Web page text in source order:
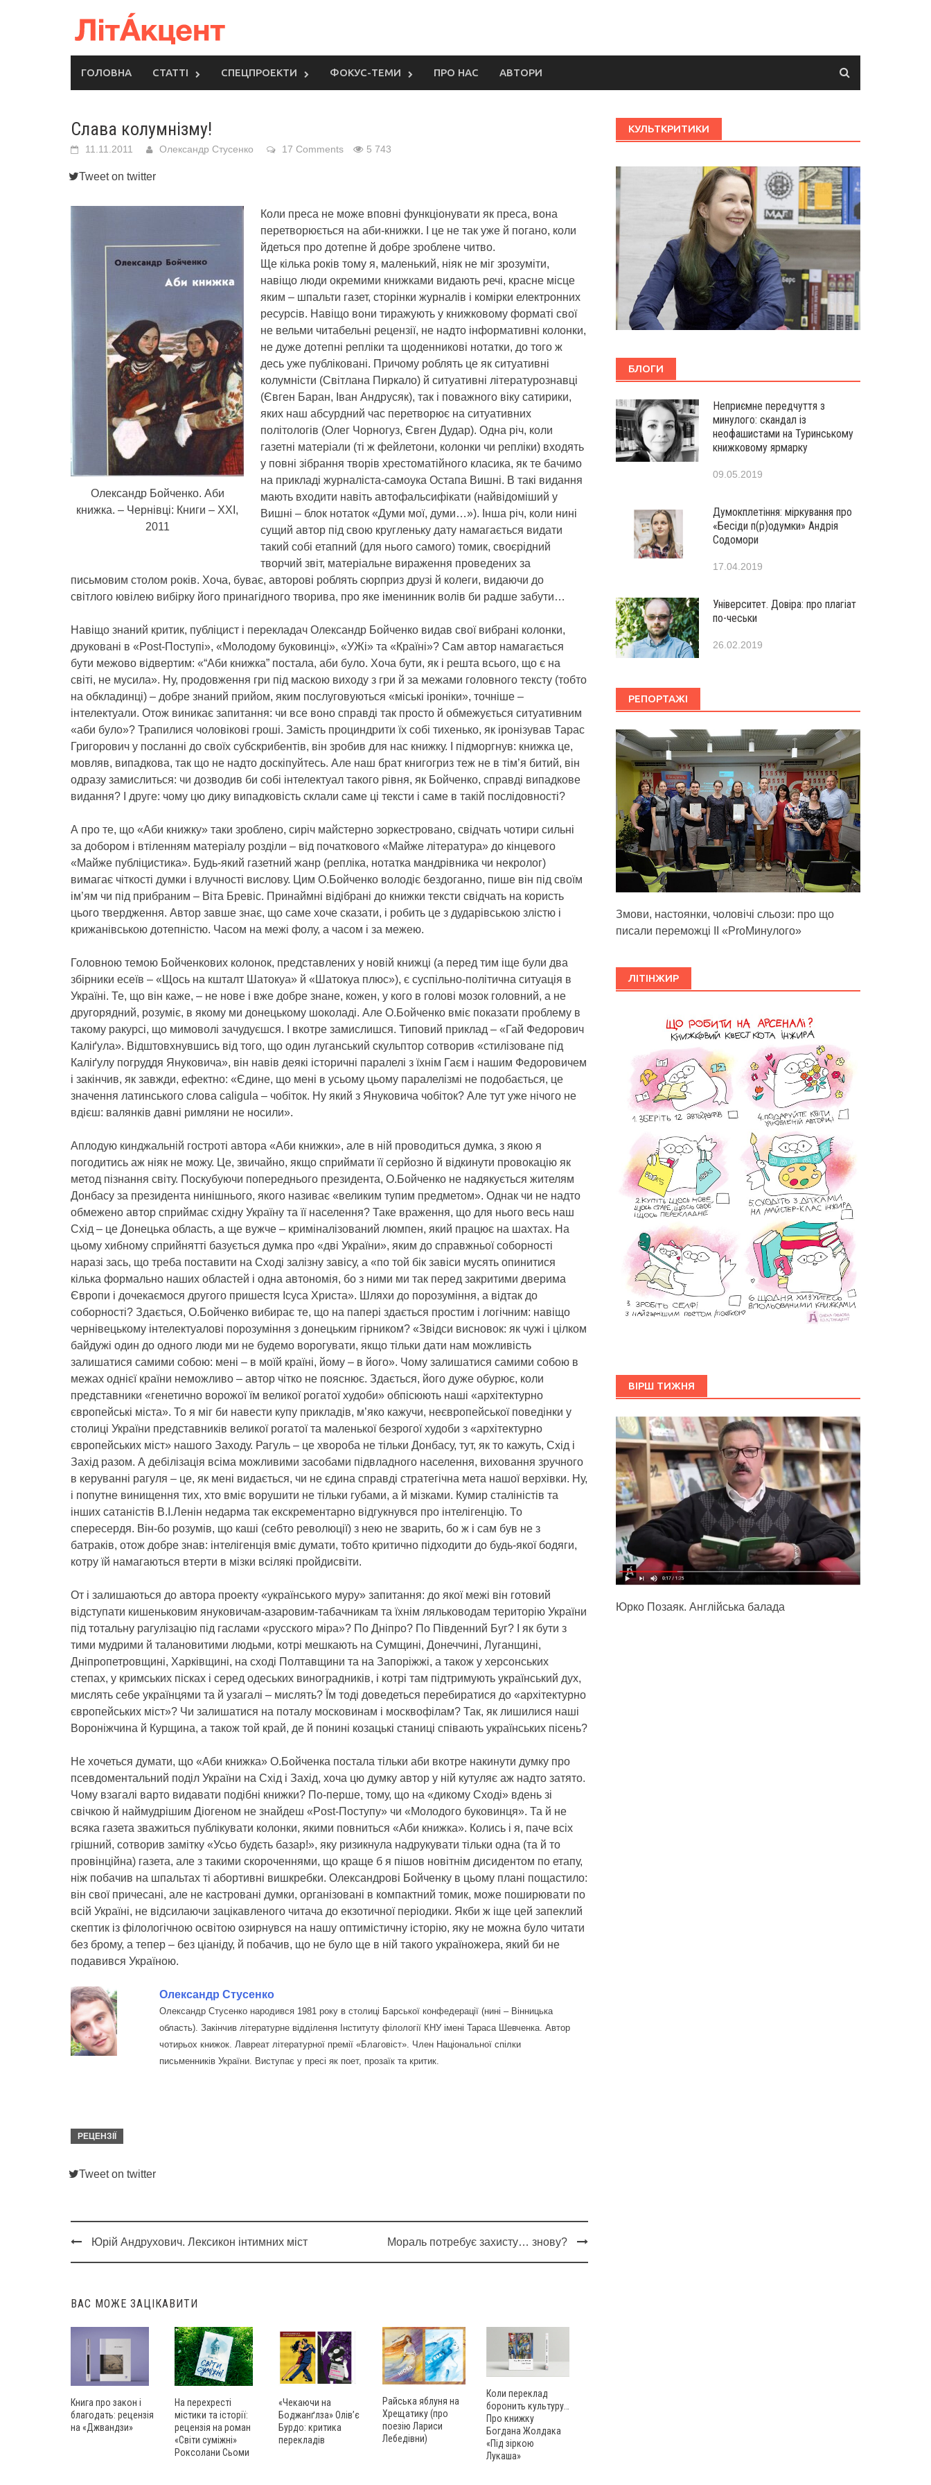
ГОЛОВНА СТАТТІ СПЕЦПРОЕКТИ ФОКУС-ТЕМИ ПРО НАС АВТОРИ
Слава колумнізму!
11.11.2011 Олександр Стусенко 17 Comments 5 743
Tweet on twitter
Олександр Бойченко. Аби
книжка. – Чернівці: Книги – ХХІ,
2011
Коли преса не може вповні функціонувати як преса, вона
перетворюється на аби-книжки. І це не так уже й погано, коли
йдеться про дотепне й добре зроблене читво.
Ще кілька років тому я, маленький, ніяк не міг зрозуміти,
навіщо люди окремими книжками видають речі, красне місце
яким – шпальти газет, сторінки журналів і комірки електронних
ресурсів. Навіщо вони тиражують у книжковому форматі свої
не вельми читабельні рецензії, не надто інформативні колонки,
не дуже дотепні репліки та щоденникові нотатки, до того ж
десь уже публіковані. Причому роблять це як ситуативні
колумністи (Світлана Пиркало) й ситуативні літературознавці
(Євген Баран, Іван Андрусяк), так і поважного віку сатирики,
яких наш абсурдний час перетворює на ситуативних
політологів (Олег Чорногуз, Євген Дудар). Одна річ, коли
газетні матеріали (ті ж фейлетони, колонки чи репліки) входять
у повні зібрання творів хрестоматійного класика, як те бачимо
на прикладі журналіста-самоука Остапа Вишні. В такі видання
мають входити навіть автофальсифікати (найвідоміший у
Вишні – блок нотаток «Думи мої, думи…»). Інша річ, коли нині
сущий автор під свою кругленьку дату намагається видати
такий собі етапний (для нього самого) томик, своєрідний
творчий звіт, матеріальне вираження проведених за
письмовим столом років. Хоча, буває, авторові роблять сюрприз друзі й колеги, видаючи до
світлого ювілею вибірку його принагідного творива, про яке іменинник волів би радше забути…
Навіщо знаний критик, публіцист і перекладач Олександр Бойченко видав свої вибрані колонки,
друковані в «Post-Поступі», «Молодому буковинці», «УЖі» та «Країні»? Сам автор намагається
бути межово відвертим: «“Аби книжка” постала, аби було. Хоча бути, як і решта всього, що є на
світі, не мусила». Ну, продовження гри під маскою виходу з гри й за межами головного тексту (тобто
на обкладинці) – добре знаний прийом, яким послуговуються «міські іроніки», точніше –
інтелектуали. Отож виникає запитання: чи все воно справді так просто й обмежується ситуативним
«аби було»? Трапилися чоловікові гроші. Замість проциндрити їх собі тихенько, як іронізував Тарас
Григорович у посланні до своїх субскрибентів, він зробив для нас книжку. І підморгнув: книжка це,
мовляв, випадкова, так що не надто доскіпуйтесь. Але наш брат книгогриз теж не в тім’я битий, він
одразу замислиться: чи дозводив би собі інтелектуал такого рівня, як Бойченко, справді випадкове
видання? І друге: чому цю дику випадковість склали саме ці тексти і саме в такій послідовності?
А про те, що «Аби книжку» таки зроблено, сиріч майстерно зоркестровано, свідчать чотири сильні
за добором і втіленням матеріалу розділи – від початкового «Майже література» до кінцевого
«Майже публіцистика». Будь-який газетний жанр (репліка, нотатка мандрівника чи некролог)
вимагає чіткості думки і влучності вислову. Цим О.Бойченко володіє бездоганно, пише він під своїм
ім’ям чи під прибраним – Віта Бревіс. Принаймні відібрані до книжки тексти свідчать на користь
цього твердження. Автор завше знає, що саме хоче сказати, і робить це з дударівською злістю і
крижанівською дотепністю. Часом на межі фолу, а часом і за межею.
Головною темою Бойченкових колонок, представлених у новій книжці (а перед тим іще були два
збірники есеїв – «Щось на кшталт Шатокуа» й «Шатокуа плюс»), є суспільно-політична ситуація в
Україні. Те, що він каже, – не нове і вже добре знане, кожен, у кого в голові мозок головний, а не
другорядний, розуміє, в якому ми донецькому шоколаді. Але О.Бойченко вміє показати проблему в
такому ракурсі, що мимоволі зачудуєшся. І вкотре замислишся. Типовий приклад – «Гай Федорович
Каліґула». Відштовхнувшись від того, що один луганський скульптор сотворив «стилізоване під
Каліґулу погруддя Януковича», він навів деякі історичні паралелі з їхнім Гаєм і нашим Федоровичем
і закінчив, як завжди, ефектно: «Єдине, що мені в усьому цьому паралелізмі не подобається, це
значення латинського слова caligula – чобіток. Ну який з Януковича чобіток? Але тут уже нічого не
вдієш: валянків давні римляни не носили».
Аплодую кинджальній гостроті автора «Аби книжки», але в ній проводиться думка, з якою я
погодитись аж ніяк не можу. Це, звичайно, якщо сприймати її серйозно й відкинути провокацію як
метод пізнання світу. Поскубуючи попереднього президента, О.Бойченко не надякується жителям
Донбасу за президента нинішнього, якого називає «великим тупим предметом». Однак чи не надто
обмежено автор сприймає східну Україну та її населення? Таке враження, що для нього весь наш
Схід – це Донецька область, а ще вужче – криміналізований люмпен, який працює на шахтах. На
цьому хибному сприйнятті базується думка про «дві України», яким до справжньої соборності
наразі зась, що треба поставити на Сході залізну завісу, а «по той бік завіси мусять опинитися
кілька формально наших областей і одна автономія, бо з ними ми так перед закритими дверима
Європи і дочекаємося другого пришестя Ісуса Христа». Шляхи до порозуміння, а відтак до
соборності? Здається, О.Бойченко вибирає те, що на папері здається простим і логічним: навіщо
чернівецькому інтелектуалові порозуміння з донецьким гірником? «Звідси висновок: як чужі і цілком
байдужі один до одного люди ми не будемо ворогувати, якщо тільки дати нам можливість
залишатися самими собою: мені – в моїй країні, йому – в його». Чому залишатися самими собою в
межах однієї країни неможливо – автор чітко не пояснює. Здається, його дуже обурює, коли
представники «генетично ворожої їм великої рогатої худоби» обпісюють наші «архітектурно
європейські міста». То я міг би навести купу прикладів, м’яко кажучи, неєвропейської поведінки у
столиці України представників великої рогатої та маленької безрогої худоби з «архітектурно
європейських міст» нашого Заходу. Рагуль – це хвороба не тільки Донбасу, тут, як то кажуть, Схід і
Захід разом. А дебілізація всіма можливими засобами підвладного населення, виховання зручного
в керуванні рагуля – це, як мені видається, чи не єдина справді стратегічна мета нашої верхівки. Ну,
і попутне винищення тих, хто вміє ворушити не тільки губами, а й мізками. Кумир сталіністів та
інших сатаністів В.І.Ленін недарма так екскрементарно відгукнувся про інтелігенцію. То
спересердя. Він-бо розумів, що каші (себто революції) з нею не зварить, бо ж і сам був не з
батраків, отож добре знав: інтелігенція вміє думати, тобто критично підходити до будь-якої бодяги,
котру їй намагаються втерти в мізки всілякі пройдисвіти.
От і залишаються до автора проекту «українського муру» запитання: до якої межі він готовий
відступати кишеньковим януковичам-азаровим-табачникам та їхнім ляльководам територію України
під тотальну рагулізацію під гаслами «русского міра»? По Дніпро? По Південний Буг? І як бути з
тими мудрими й талановитими людьми, котрі мешкають на Сумщині, Донеччині, Луганщині,
Дніпропетровщині, Харківщині, на сході Полтавщини та на Запоріжжі, а також у херсонських
степах, у кримських пісках і серед одеських виноградників, і котрі там підтримують український дух,
мислять себе українцями та й узагалі – мислять? Їм тоді доведеться перебиратися до «архітектурно
європейських міст»? Чи залишатися на поталу московинам і москвофілам? Так, як лишилися наші
Вороніжчина й Курщина, а також той край, де й понині козацькі станиці співають українських пісень?
Не хочеться думати, що «Аби книжка» О.Бойченка постала тільки аби вкотре накинути думку про
псевдоментальний поділ України на Схід і Захід, хоча цю думку автор у ній кутуляє аж надто затято.
Чому взагалі варто видавати подібні книжки? По-перше, тому, що на «дикому Сході» вдень зі
свічкою й наймудрішим Діогеном не знайдеш «Post-Поступу» чи «Молодого буковинця». Та й не
всяка газета зважиться публікувати колонки, якими повниться «Аби книжка». Колись і я, паче всіх
грішний, сотворив замітку «Усьо будєть базар!», яку ризикнула надрукувати тільки одна (та й то
провінційна) газета, але з такими скороченнями, що краще б я пішов новітнім дисидентом по етапу,
ніж побачив на шпальтах ті абортивні вишкребки. Олександрові Бойченку в цьому плані пощастило:
він свої причесані, але не кастровані думки, організовані в компактний томик, може поширювати по
всій Україні, не відсилаючи зацікавленого читача до екзотичної періодики. Якби ж іще цей запеклий
скептик із філологічною освітою озирнувся на нашу оптимістичну історію, яку не можна було читати
без брому, а тепер – без ціаніду, й побачив, що не було ще в ній такого україножера, який би не
подавився Україною.
Олександр Стусенко
Олександр Стусенко народився 1981 року в столиці Барської конфедерації (нині – Вінницька
область). Закінчив літературне відділення Інституту філології КНУ імені Тараса Шевченка. Автор
чотирьох книжок. Лавреат літературної премії «Благовіст». Член Національної спілки
письменників України. Виступає у пресі як поет, прозаїк та критик.
РЕЦЕНЗІЇ
Tweet on twitter
Post
Юрій Андрухович. Лексикон інтимних міст Мораль потребує захисту… знову?
ВАС МОЖЕ ЗАЦІКАВИТИ
Книга про закон і
благодать: рецензія
на «Джвандзи»
На перехресті
містики та історії:
рецензія на роман
«Світи суміжні»
Роксолани Сьоми
«Чекаючи на
Боджанґлза» Олів’є
Бурдо: критика
перекладів
Райська яблуня на
Хрещатику (про
поезію Лариси
Лебедівни)
Коли переклад
боронить культуру…
Про книжку
Богдана Жолдака
«Під зіркою
Лукаша»
КУЛЬТКРИТИКИ
БЛОГИ
Неприємне передчуття з
минулого: скандал із
неофашистами на Туринському
книжковому ярмарку
09.05.2019
Думокплетіння: міркування про
«Бесіди п(р)одумки» Андрія
Содомори
17.04.2019
Університет. Довіра: про плагіат
по-чеськи
26.02.2019
РЕПОРТАЖІ
Змови, настоянки, чоловічі сльози: про що
писали переможці ІІ «ProМинулого»
ЛІТІНЖИР
ВІРШ ТИЖНЯ
Юрко Позаяк. Англійська балада